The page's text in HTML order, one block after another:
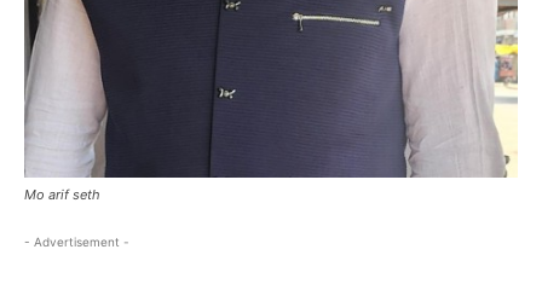
Mo arif seth
- Advertisement -